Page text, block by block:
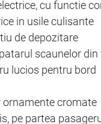
cu functie
in usile culisante
de depozitare
scaunelor din
lucios pentru bord
ornamente cromate
pe partea